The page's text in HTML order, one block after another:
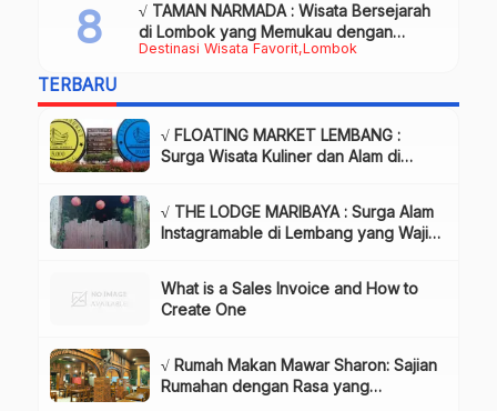
Destinasi Wisata Favorit Lombok
√ TAMAN NARMADA : Wisata Bersejarah
di Lombok yang Memukau dengan
Keindahan Alam & Budaya
TERBARU
√ FLOATING MARKET LEMBANG :
Surga Wisata Kuliner dan Alam di
√ THE LODGE MARIBAYA : Surga Alam
Instagramable di Lembang yang Wajib
What is a Sales Invoice and How to
Create One
√ Rumah Makan Mawar Sharon: Sajian
Rumahan dengan Rasa yang